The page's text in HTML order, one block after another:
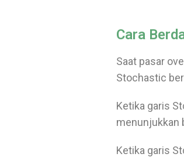
Cara
Saat pasar
Stochastic
Ketika garis
menunjukkan
Ketika garis